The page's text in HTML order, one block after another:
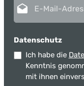
Datenschutz
Ich habe die
Kenntnis
mit ihnen